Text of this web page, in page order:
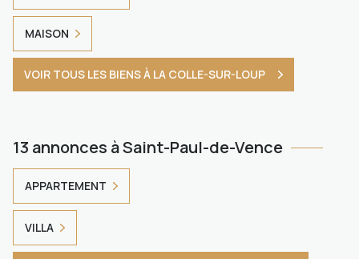
MAISON
VOIR TOUS LES BIENS À LA COLLE-SUR-LOUP
13 annonces à Saint-Paul-de-Vence
APPARTEMENT
VILLA